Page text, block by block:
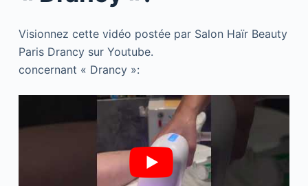
Visionnez cette vidéo postée par Salon Haïr Beauty
Paris Drancy sur Youtube.
concernant « Drancy »: